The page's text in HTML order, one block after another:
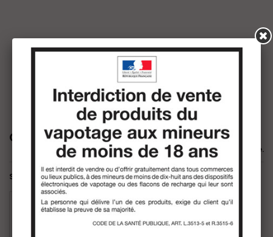
CLOUD VAPOR
Il n'y a aucun produit dans cette catégorie.
Sous-catégories